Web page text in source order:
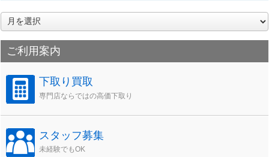
ア
ー
カ
イご利用案内
下取り買取
専門店ならではの高価下取り
スタッフ募集
未経験でもOK